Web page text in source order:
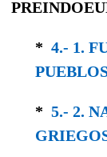
* 4.- 1.
* 5.- 2.